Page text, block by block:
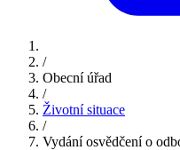
/
Obecní úřad
/
Životní situace
/
Vydání osvědčení o